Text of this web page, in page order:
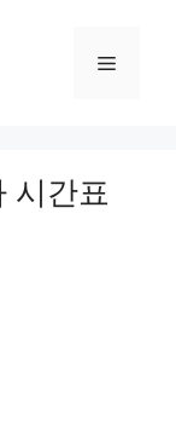
Menu
시간표